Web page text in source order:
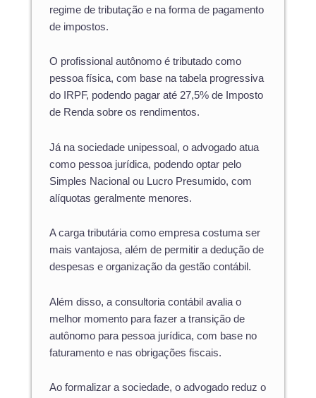
regime de tributação e na forma de pagamento
de impostos.
O profissional autônomo é tributado como
pessoa física, com base na tabela progressiva
do IRPF, podendo pagar até 27,5% de Imposto
de Renda sobre os rendimentos.
Já na sociedade unipessoal, o advogado atua
como pessoa jurídica, podendo optar pelo
Simples Nacional ou Lucro Presumido, com
alíquotas geralmente menores.
A carga tributária como empresa costuma ser
mais vantajosa, além de permitir a dedução de
despesas e organização da gestão contábil.
Além disso, a consultoria contábil avalia o
melhor momento para fazer a transição de
autônomo para pessoa jurídica, com base no
faturamento e nas obrigações fiscais.
Ao formalizar a sociedade, o advogado reduz o